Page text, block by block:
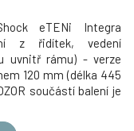
eTENi Integra
z řidítek, vedení
uvnitř rámu) - verze
120 mm (délka 445
součástí balení je
dodávají sedlovku